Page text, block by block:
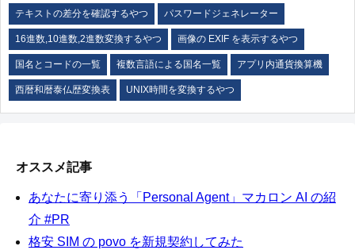
テキストの差分を確認するやつ パスワードジェネレーター
16進数,10進数,2進数変換するやつ 画像の EXIF を表示するやつ
国名とコードの一覧 複数言語による国名一覧 アプリ内通貨換算機
西暦和暦泰仏歴変換表 UNIX時間を変換するやつ
オススメ記事
あなたに寄り添う「Personal Agent」マカロン AI の紹
介 #PR
格安 SIM の povo を新規契約してみた